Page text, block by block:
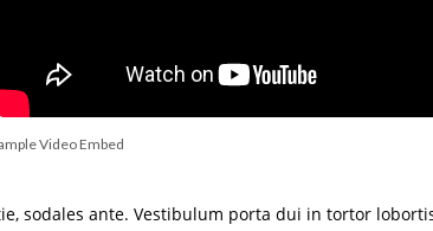
Video Embed
sodales ante. Vestibulum porta dui in tortor